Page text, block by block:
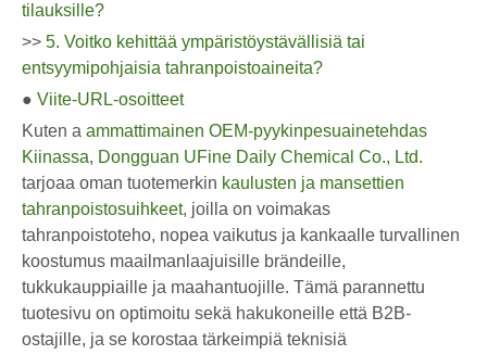
tilauksille?
>> 5. Voitko kehittää ympäristöystävällisiä tai
entsyymipohjaisia ​​tahranpoistoaineita?
● Viite-URL-osoitteet
Kuten a ammattimainen OEM-pyykinpesuainetehdas
Kiinassa, Dongguan UFine Daily Chemical Co., Ltd.
tarjoaa oman tuotemerkin kaulusten ja mansettien
tahranpoistosuihkeet, joilla on voimakas
tahranpoistoteho, nopea vaikutus ja kankaalle turvallinen
koostumus maailmanlaajuisille brändeille,
tukkukauppiaille ja maahantuojille. Tämä parannettu
tuotesivu on optimoitu sekä hakukoneille että B2B-
ostajille, ja se korostaa tärkeimpiä teknisiä